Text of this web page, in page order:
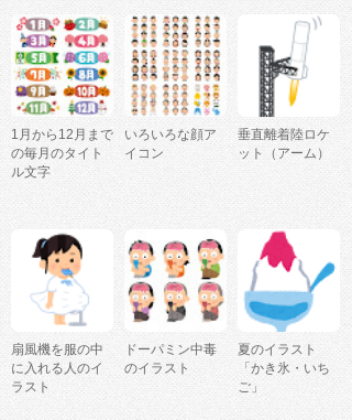
1月から12月まで
の毎月のタイト
ル文字
いろいろな顔ア
イコン
垂直離着陸ロケ
ット（アーム）
扇風機を服の中
に入れる人のイ
ラスト
ドーパミン中毒
のイラスト
夏のイラスト
「かき氷・いち
ご」